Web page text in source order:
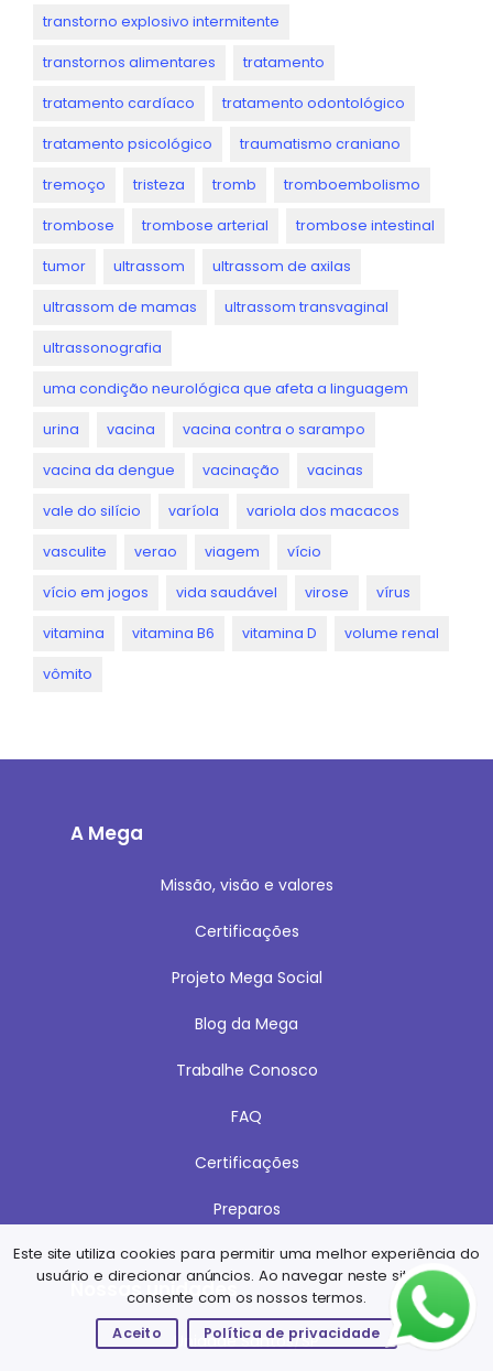
transtorno explosivo intermitente
transtornos alimentares tratamento
tratamento cardíaco tratamento odontológico
tratamento psicológico traumatismo craniano
tremoço tristeza tromb tromboembolismo
trombose trombose arterial trombose intestinal
tumor ultrassom ultrassom de axilas
ultrassom de mamas ultrassom transvaginal
ultrassonografia
uma condição neurológica que afeta a linguagem
urina vacina vacina contra o sarampo
vacina da dengue vacinação vacinas
vale do silício varíola variola dos macacos
vasculite verao viagem vício
vício em jogos vida saudável virose vírus
vitamina vitamina B6 vitamina D volume renal
vômito
A Mega
Missão, visão e valores
Certificações
Projeto Mega Social
Blog da Mega
Trabalhe Conosco
FAQ
Certificações
Preparos
Nossas unidades
Unidade Santos/SP
Este site utiliza cookies para permitir uma melhor experiência do
usuário e direcionar anúncios. Ao navegar neste site você
consente com os nossos termos.
Aceito Política de privacidade